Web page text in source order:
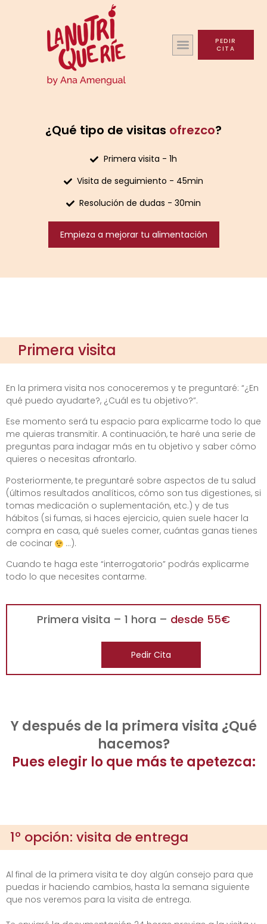
PEDIR
CITA
¿Qué tipo de visitas ofrezco?
Primera visita - 1h
Visita de seguimiento - 45min
Resolución de dudas - 30min
Empieza a mejorar tu alimentación
Primera visita
En la primera visita nos conoceremos y te preguntaré: “¿En
qué puedo ayudarte?, ¿Cuál es tu objetivo?”.
Ese momento será tu espacio para explicarme todo lo que
me quieras transmitir. A continuación, te haré una serie de
preguntas para indagar más en tu objetivo y saber cómo
quieres o necesitas afrontarlo.
Posteriormente, te preguntaré sobre aspectos de tu salud
(últimos resultados analíticos, cómo son tus digestiones, si
tomas medicación o suplementación, etc.) y de tus
hábitos (si fumas, si haces ejercicio, quien suele hacer la
compra en casa, qué sueles comer, cuántas ganas tienes
de cocinar
…).
Cuando te haga este “interrogatorio” podrás explicarme
todo lo que necesites contarme.
Primera visita – 1 hora – desde 55€
Pedir Cita
Y después de la primera visita ¿Qué
hacemos?
Pues elegir lo que más te apetezca:
1º opción: visita de entrega
Al final de la primera visita te doy algún consejo para que
puedas ir haciendo cambios, hasta la semana siguiente
que nos veremos para la visita de entrega.